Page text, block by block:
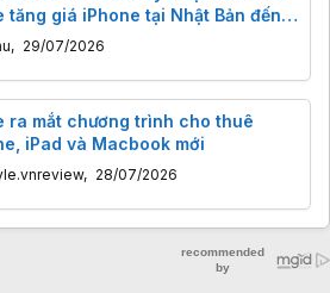
tăng giá iPhone tại Nhật Bản đến
rồi
, 29/07/2026
ra mắt chương trình cho thuê
iPad và Macbook mới
, 28/07/2026